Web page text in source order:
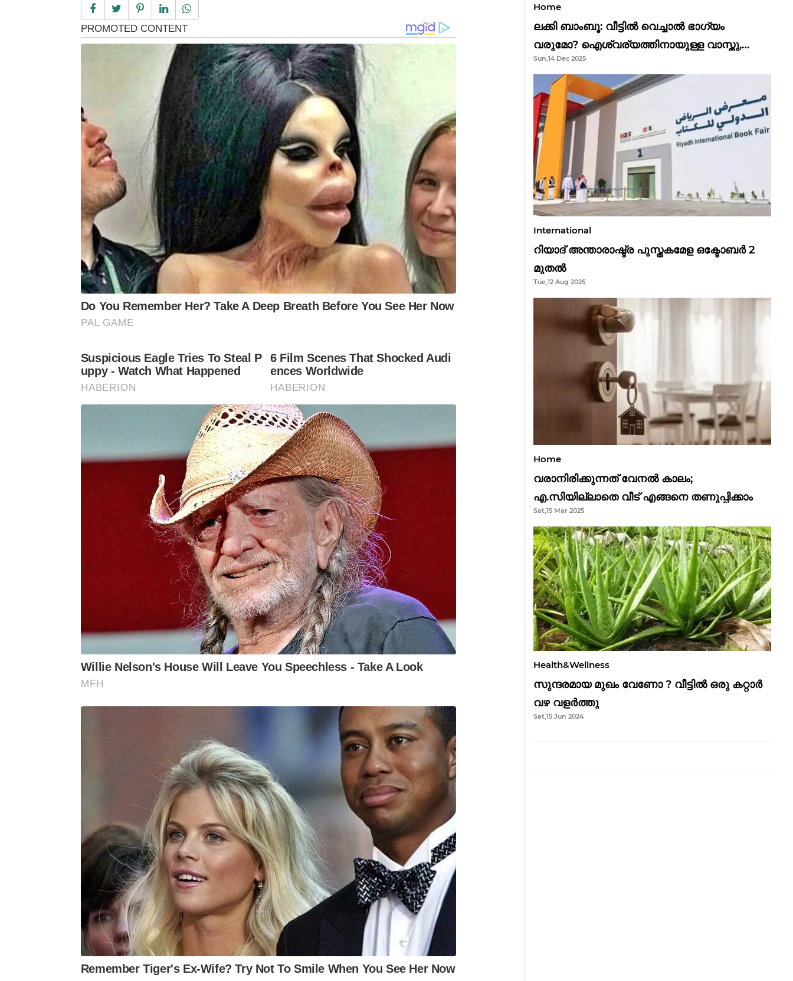
Home
ലക്കി ബാംബൂ: വീട്ടിൽ വെച്ചാൽ ഭാഗ്യം
വരുമോ? ഐശ്വര്യത്തിനായുള്ള വാസ്തു,
ഫെങ് ഷൂയി വിശ്വാസങ്ങൾ
Sun,14 Dec 2025
International
റിയാദ് അന്താരാഷ്ട്ര പുസ്തകമേള ഒക്ടോബർ 2
മുതൽ
Tue,12 Aug 2025
Home
വരാനിരിക്കുന്നത് വേനൽ കാലം;
എ.സിയില്ലാതെ വീട് എങ്ങനെ തണുപ്പിക്കാം
Sat,15 Mar 2025
Health&Wellness
സുന്ദരമായ മുഖം വേണോ ? വീട്ടിൽ ഒരു കറ്റാർ
വഴ വളർത്തു
Sat,15 Jun 2024